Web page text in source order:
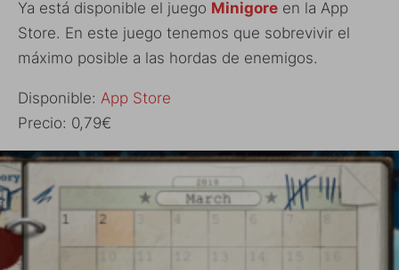
Ya está disponible el juego Minigore en la App
Store. En este juego tenemos que sobrevivir el
máximo posible a las hordas de enemigos.
Disponible: App Store
Precio: 0,79€